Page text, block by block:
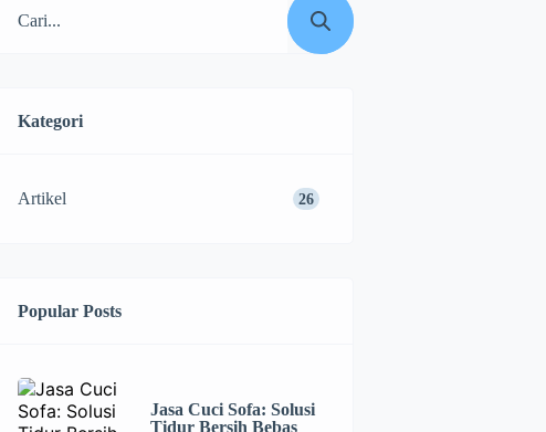
Kategori
Artikel 26
Popular Posts
Jasa Cuci Sofa: Solusi
Tidur Bersih Bebas